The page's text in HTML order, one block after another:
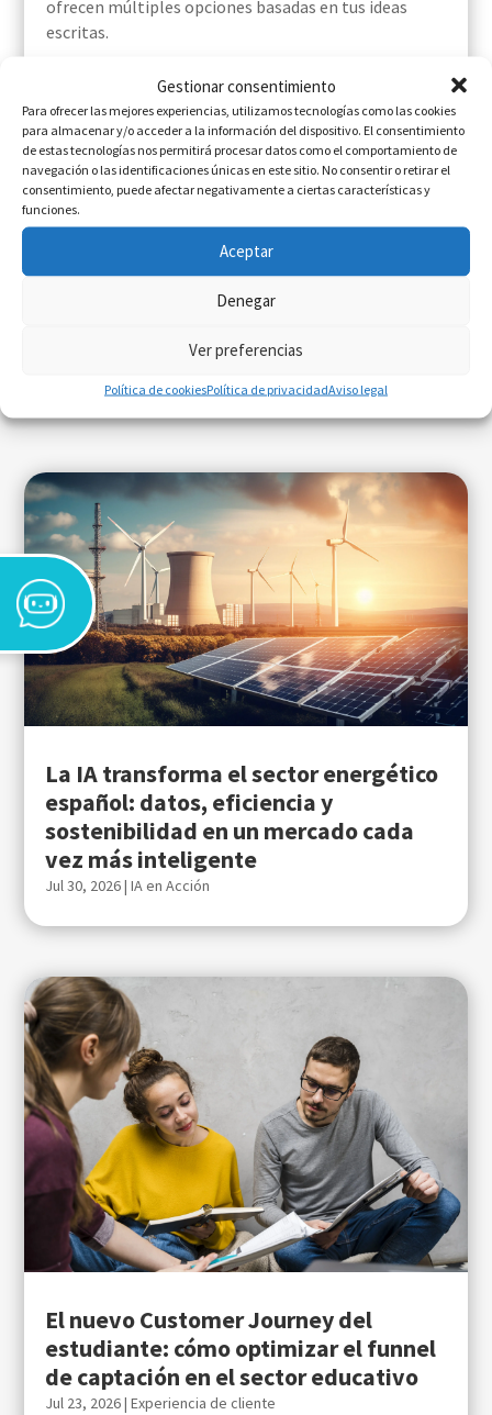
Gestionar consentimiento
Para ofrecer las mejores experiencias, utilizamos tecnologías como las cookies
para almacenar y/o acceder a la información del dispositivo. El consentimiento
de estas tecnologías nos permitirá procesar datos como el comportamiento de
navegación o las identificaciones únicas en este sitio. No consentir o retirar el
consentimiento, puede afectar negativamente a ciertas características y
funciones.
Aceptar
Denegar
Ver preferencias
Política de cookiesPolítica de privacidadAviso legal
ofrecen múltiples opciones basadas en tus ideas
escritas.
Te recomendamos:
Metaverso, el futuro de la experiencia inmersiva
Cómo la privacidad y la IA marcarán el marketing
digital en el futuro
Últimos postpublicados
La IA transforma el sector energético
español: datos, eficiencia y
sostenibilidad en un mercado cada
vez más inteligente
Jul 30, 2026|IA en Acción
El nuevo Customer Journey del
estudiante: cómo optimizar el funnel
de captación en el sector educativo
Jul 23, 2026|Experiencia de cliente